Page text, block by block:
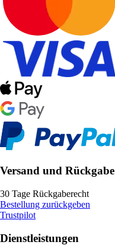
Versand und Rückgabe
30 Tage Rückgaberecht
Bestellung zurückgeben
Trustpilot
Dienstleistungen